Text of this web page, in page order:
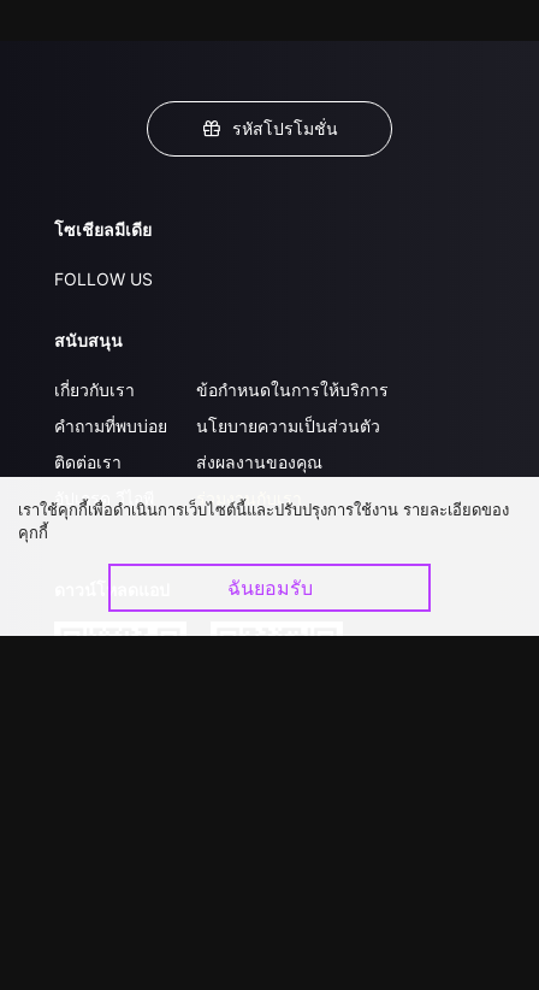
รหัสโปรโมชั่น
โซเชียลมีเดีย
FOLLOW US
สนับสนุน
เกี่ยวกับเรา
คำถามที่พบบ่อย
ติดต่อเรา
อัปเกรด วีไอพี
ข้อกำหนดในการให้บริการ
นโยบายความเป็นส่วนตัว
ส่งผลงานของคุณ
ร่วมงานกับเรา
เราใช้คุกกี้เพื่อดำเนินการเว็บไซต์นี้และปรับปรุงการใช้งาน รายละเอียดของ
คุกกี้
ฉันยอมรับ